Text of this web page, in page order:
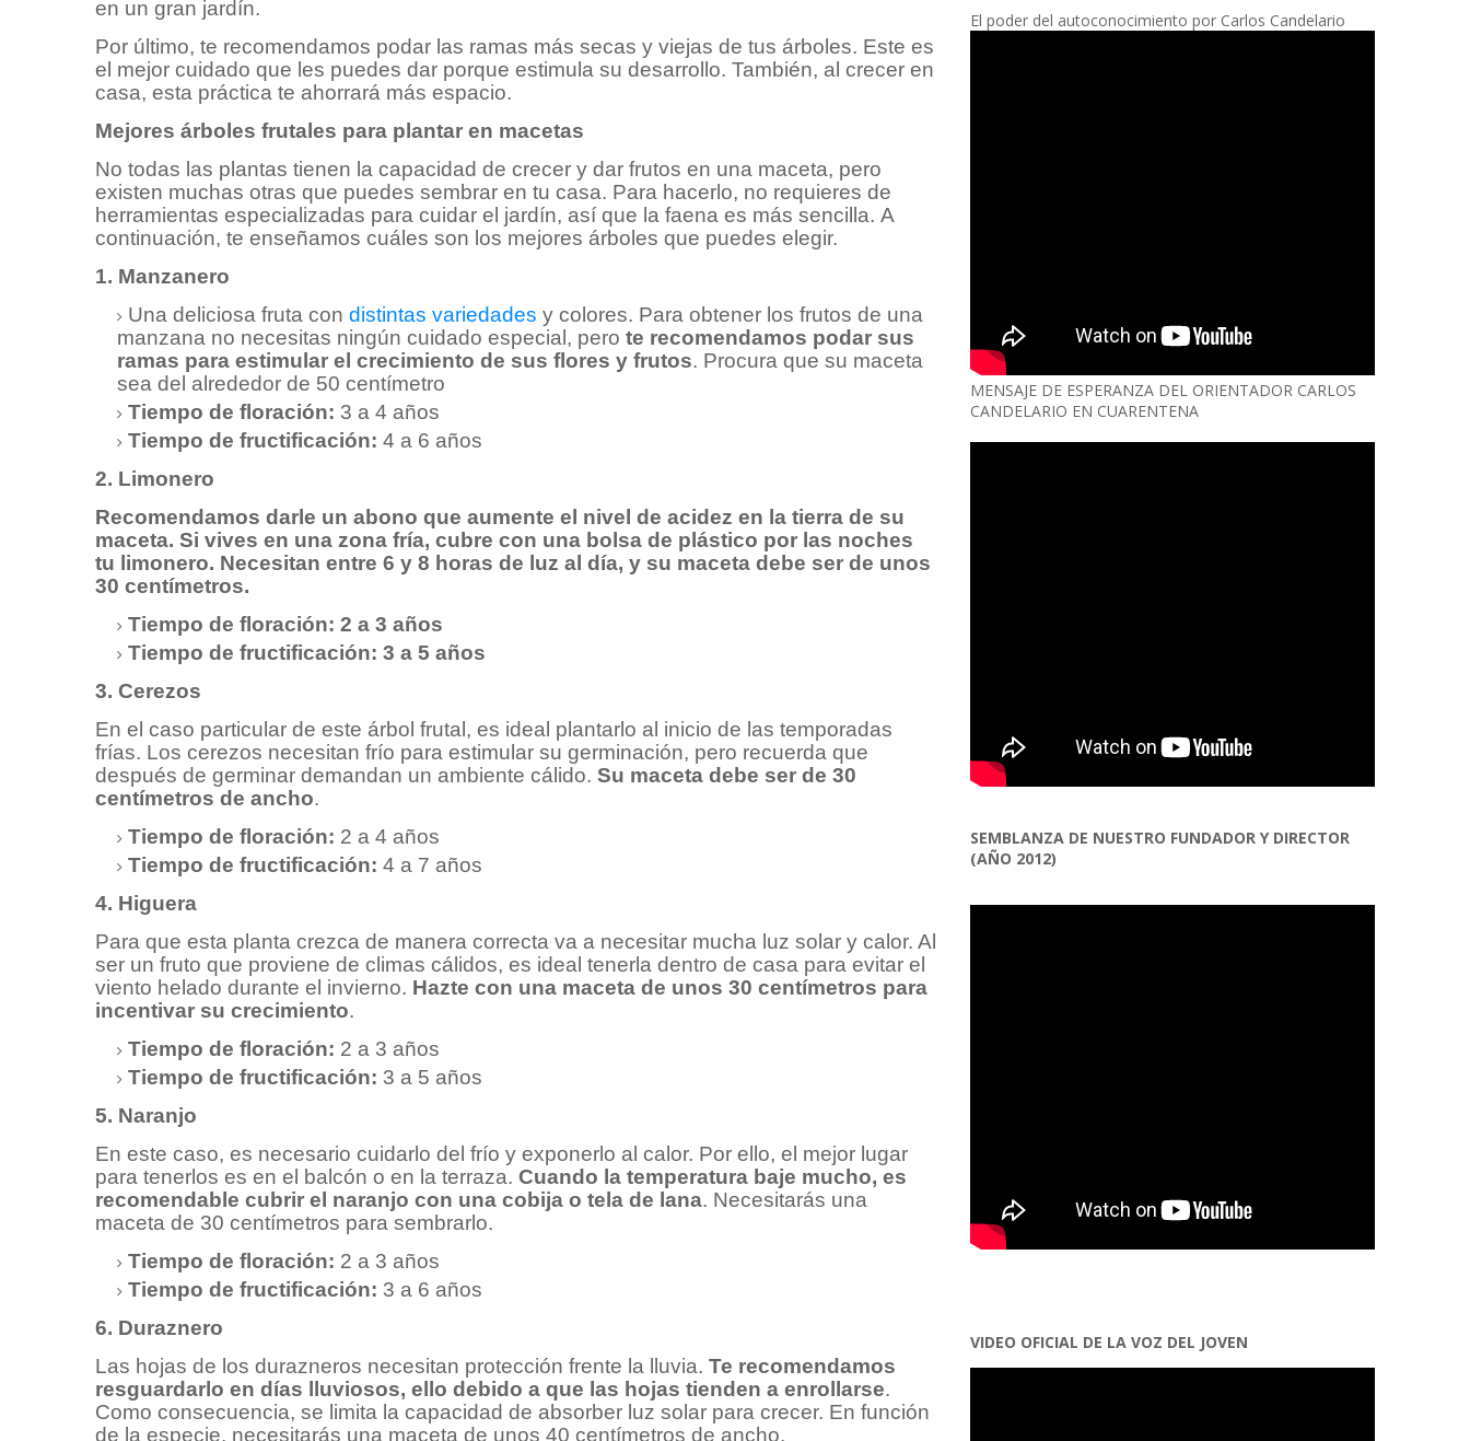
en un gran jardín.
Por último, te recomendamos podar las ramas más secas y viejas de tus árboles. Este es
el mejor cuidado que les puedes dar porque estimula su desarrollo. También, al crecer en
casa, esta práctica te ahorrará más espacio.
Mejores árboles frutales para plantar en macetas
No todas las plantas tienen la capacidad de crecer y dar frutos en una maceta, pero
existen muchas otras que puedes sembrar en tu casa. Para hacerlo, no requieres de
herramientas especializadas para cuidar el jardín, así que la faena es más sencilla. A
continuación, te enseñamos cuáles son los mejores árboles que puedes elegir.
1. Manzanero
Una deliciosa fruta con distintas variedades y colores. Para obtener los frutos de una
manzana no necesitas ningún cuidado especial, pero te recomendamos podar sus
ramas para estimular el crecimiento de sus flores y frutos. Procura que su maceta
sea del alrededor de 50 centímetro
Tiempo de floración: 3 a 4 años
Tiempo de fructificación: 4 a 6 años
2. Limonero
Recomendamos darle un abono que aumente el nivel de acidez en la tierra de su
maceta. Si vives en una zona fría, cubre con una bolsa de plástico por las noches
tu limonero. Necesitan entre 6 y 8 horas de luz al día, y su maceta debe ser de unos
30 centímetros.
Tiempo de floración: 2 a 3 años
Tiempo de fructificación: 3 a 5 años
3. Cerezos
En el caso particular de este árbol frutal, es ideal plantarlo al inicio de las temporadas
frías. Los cerezos necesitan frío para estimular su germinación, pero recuerda que
después de germinar demandan un ambiente cálido. Su maceta debe ser de 30
centímetros de ancho.
Tiempo de floración: 2 a 4 años
Tiempo de fructificación: 4 a 7 años
4. Higuera
Para que esta planta crezca de manera correcta va a necesitar mucha luz solar y calor. Al
ser un fruto que proviene de climas cálidos, es ideal tenerla dentro de casa para evitar el
viento helado durante el invierno. Hazte con una maceta de unos 30 centímetros para
incentivar su crecimiento.
Tiempo de floración: 2 a 3 años
Tiempo de fructificación: 3 a 5 años
5. Naranjo
En este caso, es necesario cuidarlo del frío y exponerlo al calor. Por ello, el mejor lugar
para tenerlos es en el balcón o en la terraza. Cuando la temperatura baje mucho, es
recomendable cubrir el naranjo con una cobija o tela de lana. Necesitarás una
maceta de 30 centímetros para sembrarlo.
Tiempo de floración: 2 a 3 años
Tiempo de fructificación: 3 a 6 años
6. Duraznero
Las hojas de los durazneros necesitan protección frente la lluvia. Te recomendamos
resguardarlo en días lluviosos, ello debido a que las hojas tienden a enrollarse.
Como consecuencia, se limita la capacidad de absorber luz solar para crecer. En función
de la especie, necesitarás una maceta de unos 40 centímetros de ancho.
El poder del autoconocimiento por Carlos Candelario
MENSAJE DE ESPERANZA DEL ORIENTADOR CARLOS
CANDELARIO EN CUARENTENA
SEMBLANZA DE NUESTRO FUNDADOR Y DIRECTOR
(AÑO 2012)
VIDEO OFICIAL DE LA VOZ DEL JOVEN